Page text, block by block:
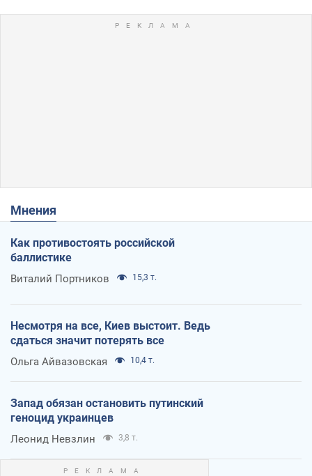
Мнения
Как противостоять российской
баллистике
Виталий Портников 15,3 т.
Несмотря на все, Киев выстоит. Ведь
сдаться значит потерять все
Ольга Айвазовская 10,4 т.
Запад обязан остановить путинский
геноцид украинцев
Леонид Невзлин 3,8 т.